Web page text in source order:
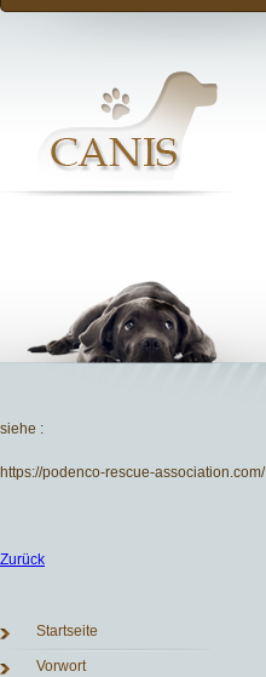
siehe :
https://podenco-rescue-association.com/
Zurück
Navigation
überspringen
Startseite
Vorwort